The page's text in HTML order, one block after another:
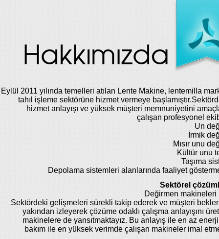
Eylül 2011 yılında temelleri atılan Lente Makine, lentemilla
tahıl işleme sektörüne hizmet vermeye
hizmet anlayışı ve yüksek müşteri memnuniyetini
çalışan profesyonel
Un
İrmik
Mısır unu
Kültür unu
Taşıma
Depolama sistemleri alanlarında faaliyet
Sektörel
Değirmen makineleri
Sektördeki gelişmeleri sürekli takip ederek ve müşteri
yakından izleyerek çözüme odaklı çalışma anlayışını
makinelere de yansıtmaktayız. Bu anlayış ile en az
bakım ile en yüksek verimde çalışan makineler imal